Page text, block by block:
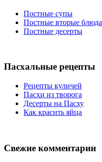
Постные супы
Постные вторые блюда
Постные десерты
Пасхальные рецепты
Рецепты куличей
Пасхи из творога
Десерты на Пасху
Как красить яйца
Свежие комментарии